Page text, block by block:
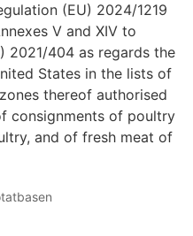
(EU) 2024/1219
V and XIV to
2021/404 as regards the
States in the lists of
thereof authorised
consignments of poultry
and of fresh meat of